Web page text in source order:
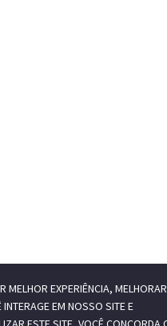
MELHOR EXPERIÊNCIA,
EM NOSSO SITE E